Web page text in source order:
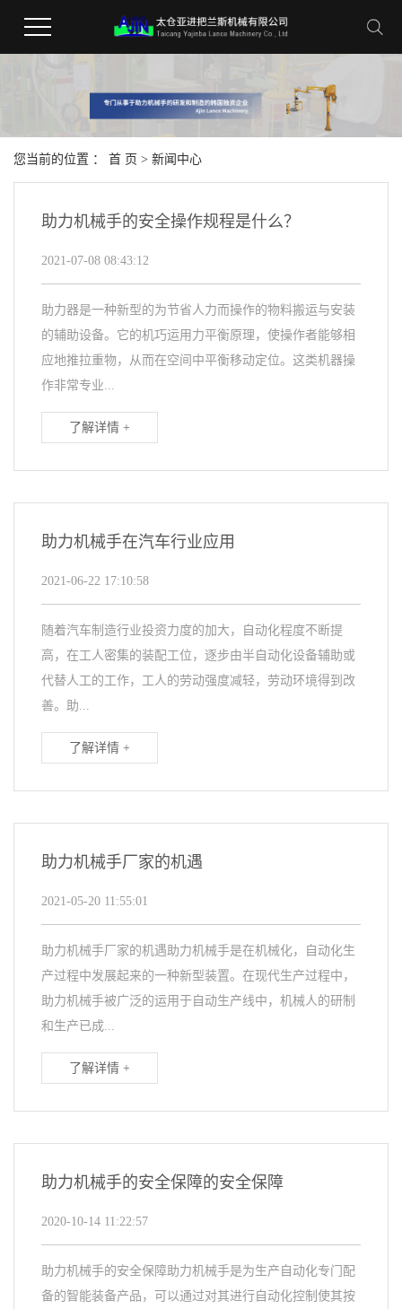
您当前的位置 ： 首 页 > 新闻中心
助力机械手的安全操作规程是什么？
2021-07-08 08:43:12
助力器是一种新型的为节省人力而操作的物料搬运与安装
的辅助设备。它的机巧运用力平衡原理，使操作者能够相
应地推拉重物，从而在空间中平衡移动定位。这类机器操
作非常专业...
了解详情 +
助力机械手在汽车行业应用
2021-06-22 17:10:58
随着汽车制造行业投资力度的加大，自动化程度不断提
高，在工人密集的装配工位，逐步由半自动化设备辅助或
代替人工的工作，工人的劳动强度减轻，劳动环境得到改
善。助...
了解详情 +
助力机械手厂家的机遇
2021-05-20 11:55:01
助力机械手厂家的机遇助力机械手是在机械化，自动化生
产过程中发展起来的一种新型装置。在现代生产过程中，
助力机械手被广泛的运用于自动生产线中，机械人的研制
和生产已成...
了解详情 +
助力机械手的安全保障的安全保障
2020-10-14 11:22:57
助力机械手的安全保障助力机械手是为生产自动化专门配
备的智能装备产品，可以通过对其进行自动化控制使其按